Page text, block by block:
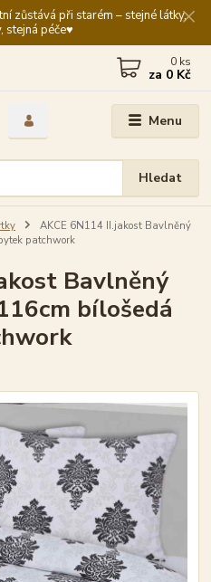
zůstává při starém – stejné látky,
stejná péče♥️
Menu
Hledat
0 ks
za 0 Kč
AKCE 6N114 II.jakost Bavlněný
patchwork
Bavlněný
bílošedá